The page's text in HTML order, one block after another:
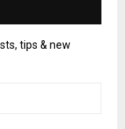
tips & new